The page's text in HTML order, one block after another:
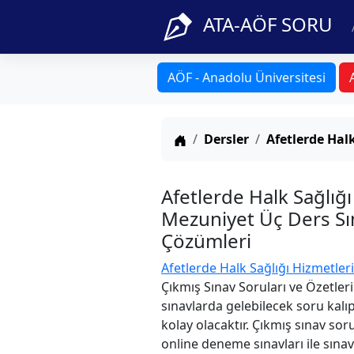
ATA-AÖF SORU
AÖF - Anadolu Üniversitesi
Anasayfa
Dersler Afetlerde
Afetlerde Halk
Mezuniyet Üç Ders
Çözümleri
Afetlerde Halk Sağlığı
Çıkmış Sınav Soruları ve
sınavlarda gelebilecek soru
kolay olacaktır. Çıkmış sınav
online deneme sınavları ile